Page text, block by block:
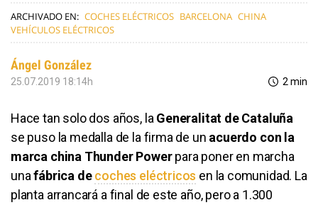
ARCHIVADO EN: COCHES ELÉCTRICOS BARCELONA CHINA
VEHÍCULOS ELÉCTRICOS
Ángel González
25.07.2019 18:14h 2 min
Hace tan solo dos años, la Generalitat de Cataluña
se puso la medalla de la firma de un acuerdo con la
marca china Thunder Powerpara poner en marcha
unafábrica decoches eléctricos en la comunidad. La
planta arrancará a final de este año, pero a 1.300